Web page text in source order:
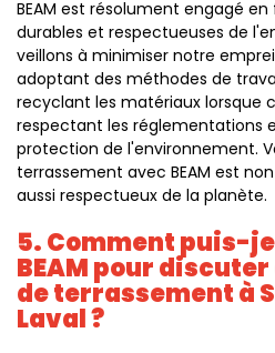
BEAM est résolument engagé
durables et respectueuses de
veillons à minimiser notre
adoptant des méthodes de
recyclant les matériaux lorsque
respectant les réglementations
protection de l'environnement.
terrassement avec BEAM est
aussi respectueux de la planète.
5. Comment puis-
BEAM pour
de terrassement à
Laval ?